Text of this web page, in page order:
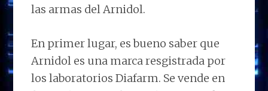
las armas del Arnidol.
En primer lugar, es bueno saber que
Arnidol es una marca resgistrada por
los laboratorios Diafarm. Se vende en